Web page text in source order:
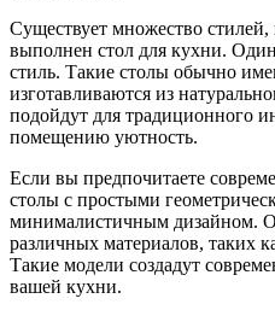
Существует множество
выполнен стол для кухни.
стиль. Такие столы обычно
изготавливаются из
подойдут для традиционного
помещению уютность.
Если вы предпочитаете
столы с простыми
минималистичным дизайном.
различных материалов, таких
Такие модели создадут
вашей кухни.